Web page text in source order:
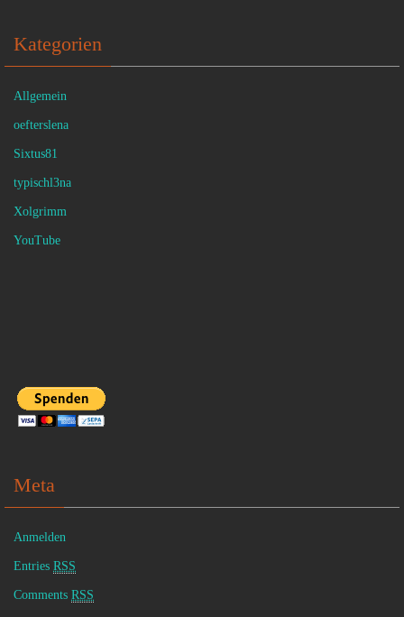
Kategorien
Allgemein
oefterslena
Sixtus81
typischl3na
Xolgrimm
YouTube
Meta
Anmelden
Entries RSS
Comments RSS